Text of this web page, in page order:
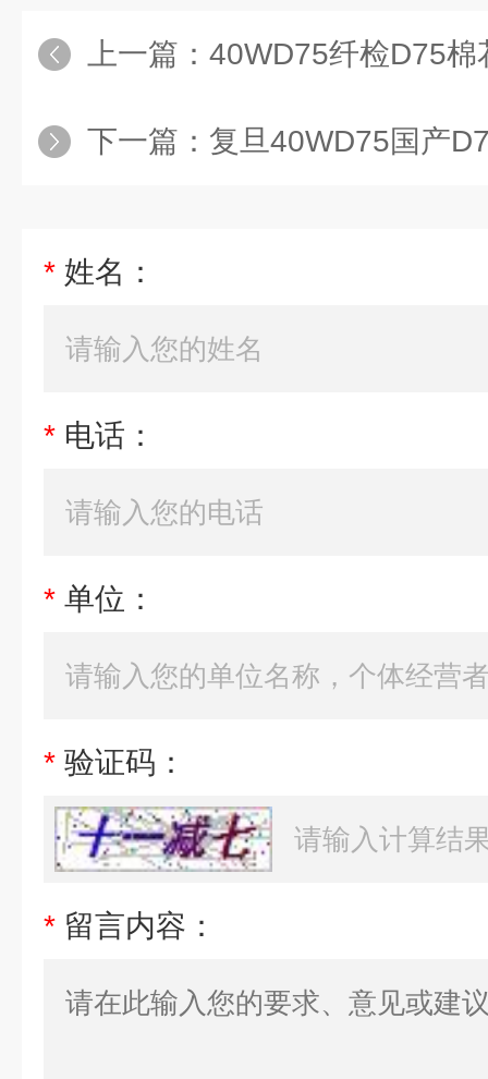
上一篇： 40WD75纤检D75棉
下一篇： 复旦40WD75国产
* 姓名：
* 电话：
* 单位：
* 验证码：
* 留言内容：